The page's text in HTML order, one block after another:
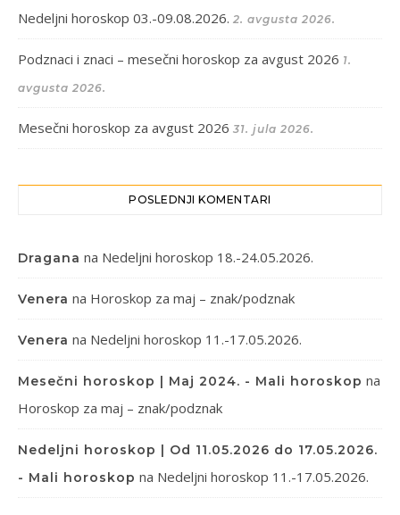
Nedeljni horoskop 03.-09.08.2026. 2. avgusta 2026.
Podznaci i znaci – mesečni horoskop za avgust 2026 1.
avgusta 2026.
Mesečni horoskop za avgust 2026 31. jula 2026.
POSLEDNJI KOMENTARI
Dragana na Nedeljni horoskop 18.-24.05.2026.
Venera na Horoskop za maj – znak/podznak
Venera na Nedeljni horoskop 11.-17.05.2026.
Mesečni horoskop | Maj 2024. - Mali horoskop na
Horoskop za maj – znak/podznak
Nedeljni horoskop | Od 11.05.2026 do 17.05.2026.
- Mali horoskop na Nedeljni horoskop 11.-17.05.2026.